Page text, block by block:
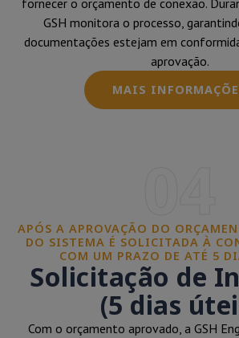
fornecer o orçamento de conexão.
GSH monitora o processo,
documentações estejam em
aprovação.
MAIS
APÓS A APROVAÇÃO DO
DO SISTEMA É SOLICITADA À
COM UM PRAZO DE ATÉ 5
Solicitação de
(5 dias
Com o orçamento aprovado, a GSH